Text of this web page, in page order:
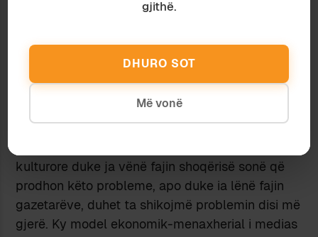
demokracinë të cilën kërkojmë të ndërtojmë.
profesionistë në misionin e tyre, por se ata sot
gjenden të pambrojtur dhe të pa organizuar
akoma ligjërisht (fakt: asnjë nga shoqatat nuk ka
Unë mendoj se sot ka ardhur momenti që, në
kulturore duke ja vënë fajin shoqërisë sonë që
prodhon këto probleme, apo duke ia lënë fajin
gazetarëve, duhet ta shikojmë problemin disi më
gjerë. Ky model ekonomik-menaxherial i medias
gjithë.
DHURO SOT
Më vonë